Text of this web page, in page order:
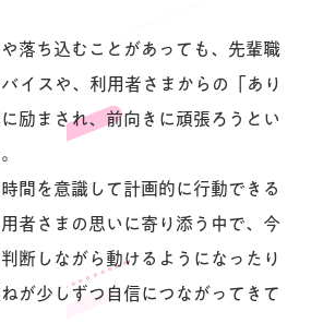
落ち込むことがあっても、先輩職
イスや、利用者さまからの「あり
励まされ、前向きに頑張ろうとい
間を意識して計画的に行動できる
者さまの思いに寄り添う中で、今
断しながら動けるようになったり
が少しずつ自信につながってきて